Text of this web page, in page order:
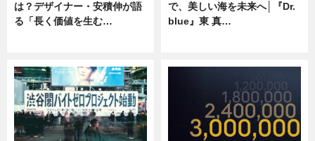
は？デザイナー・安積伸が語
る「長く価値を生む…
で、美しい海を未来へ│『Dr.
blue』東 真…